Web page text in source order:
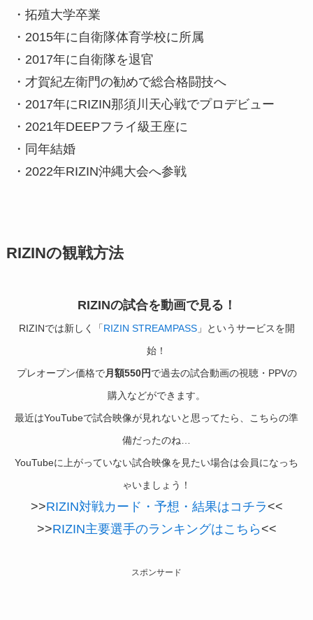
・拓殖大学卒業
・2015年に自衛隊体育学校に所属
・2017年に自衛隊を退官
・才賀紀左衛門の勧めで総合格闘技へ
・2017年にRIZIN那須川天心戦でプロデビュー
・2021年DEEPフライ級王座に
・同年結婚
・2022年RIZIN沖縄大会へ参戦
RIZINの観戦方法
RIZINの試合を動画で見る！
RIZINでは新しく「RIZIN STREAMPASS」というサービスを開
始！
プレオープン価格で月額550円で過去の試合動画の視聴・PPVの
購入などができます。
最近はYouTubeで試合映像が見れないと思ってたら、こちらの準
備だったのね…
YouTubeに上がっていない試合映像を見たい場合は会員になっち
ゃいましょう！
>>RIZIN対戦カード・予想・結果はコチラ <<
>>RIZIN主要選手のランキングはこちら <<
スポンサード